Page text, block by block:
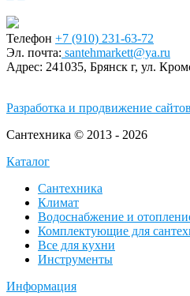
Телефон +7 (910) 231-63-72
Эл. почта: santehmarkett@ya.ru
Адрес: 241035, Брянск г, ул.
Разработка и продвижение
Сантехника © 2013 - 2026
Каталог
Сантехника
Климат
Водоснабжение и
Комплектующие для
Все для кухни
Инструменты
Информация